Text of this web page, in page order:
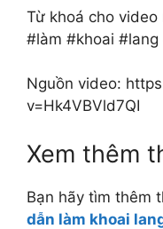
Từ khoá cho
#làm #khoai
Nguồn video:
v=Hk4VBVld7QI
Xem thêm
Bạn hãy tìm thêm
dẫn làm khoai